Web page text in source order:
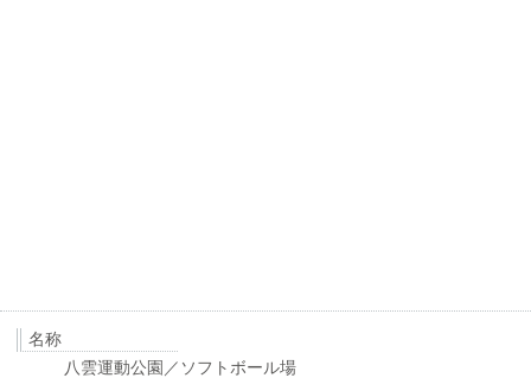
名称
八雲運動公園／ソフトボール場